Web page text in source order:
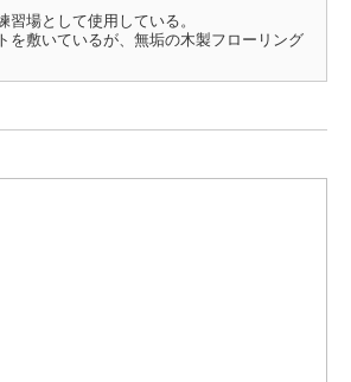
習場として使用している。
を敷いているが、無垢の木製フローリング